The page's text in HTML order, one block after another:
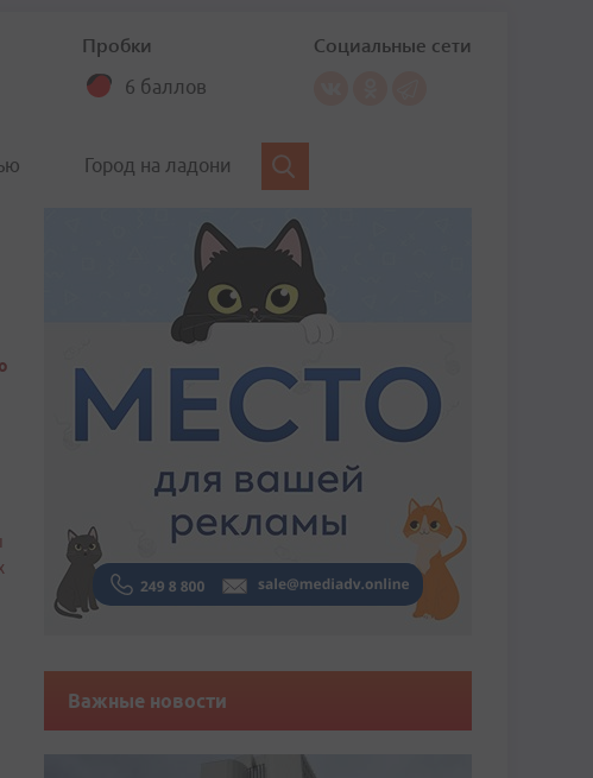
Пробки
6 баллов
Социальные сети
Город на ладони
Важные новости